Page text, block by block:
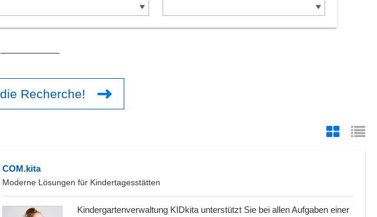
Recherche!
COM.kita
Moderne Lösungen für Kindertagesstätten
Kindergartenverwaltung KIDkita unterstützt Sie bei allen Aufgaben einer